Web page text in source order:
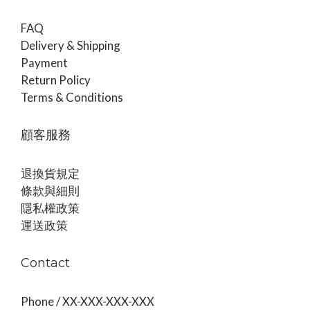
FAQ
Delivery & Shipping
Payment
Return Policy
Terms & Conditions
顧客服務
退換貨規定
條款與細則
隱私權政策
運送政策
Contact
Phone / XX-XXX-XXX-XXX